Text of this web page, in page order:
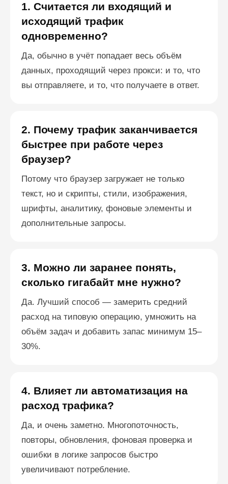
1. Считается ли входящий и
исходящий трафик
одновременно?
Да, обычно в учёт попадает весь объём
данных, проходящий через прокси: и то, что
вы отправляете, и то, что получаете в ответ.
2. Почему трафик заканчивается
быстрее при работе через
браузер?
Потому что браузер загружает не только
текст, но и скрипты, стили, изображения,
шрифты, аналитику, фоновые элементы и
дополнительные запросы.
3. Можно ли заранее понять,
сколько гигабайт мне нужно?
Да. Лучший способ — замерить средний
расход на типовую операцию, умножить на
объём задач и добавить запас минимум 15–
30%.
4. Влияет ли автоматизация на
расход трафика?
Да, и очень заметно. Многопоточность,
повторы, обновления, фоновая проверка и
ошибки в логике запросов быстро
увеличивают потребление.